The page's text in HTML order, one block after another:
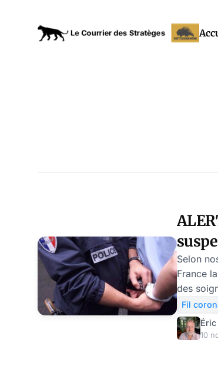
Selon
France
des
récolter
sur leur
Fil
Éric
10